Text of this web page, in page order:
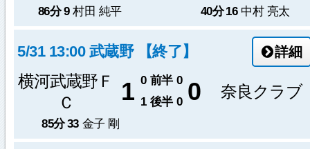
86分 9 村田 純平 40分 16 中村 亮太
5/31 13:00 武蔵野 【終了】 詳細
横河武蔵野Ｆ
Ｃ
1 0 前半 0 0 奈良クラブ
1 後半 0
85分33 金子 剛